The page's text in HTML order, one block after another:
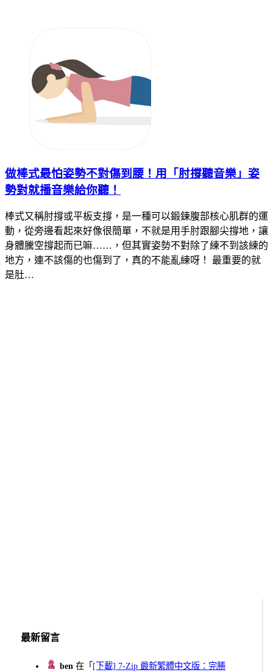
做棒式最怕姿勢不對傷到腰！用「肘撐聽音樂」姿
勢對就播音樂給你聽！
棒式又稱肘撐或平板支撐，是一種可以鍛鍊腹部核心肌群的運
動，從旁邊看起來好像很簡單，不就是用手肘跟腳尖撐地，讓
身體騰空撐起而已嘛……，但其實姿勢不對除了練不到該練的
地方，連不該傷的也傷到了，真的不能亂練呀！ 最重要的就
是肚…
最新留言
ben 在「 [下載] 7-Zip 最新繁體中文版：完勝